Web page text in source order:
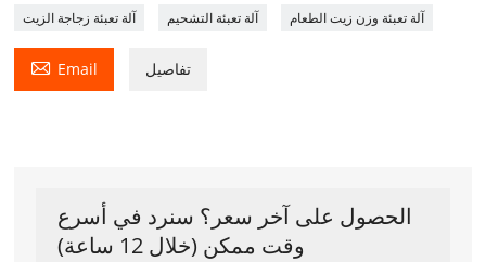
آلة تعبئة زجاجة الزيت آلة تعبئة التشحيم آلة تعبئة وزن زيت الطعام
 Email تفاصيل
الحصول على آخر سعر؟ سنرد في أسرع
وقت ممكن (خلال 12 ساعة)